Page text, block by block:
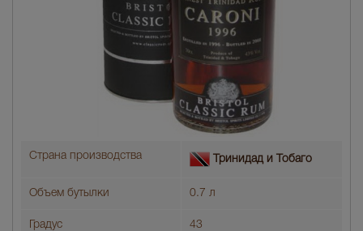
Страна производства Тринидад и Тобаго
Объем бутылки 0.7 л
Градус 43